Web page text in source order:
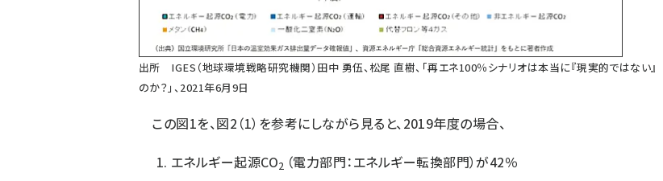
出所 IGES（地球環境戦略研究機関）田中 勇伍、松尾 直樹、「再エネ100％シナリオは本当に『現実的ではない』
のか？」、2021年6月9日
この図1を、図2（1）を参考にしながら見ると、2019年度の場合、
エネルギー起源CO2 （電力部門：エネルギー転換部門）が42％